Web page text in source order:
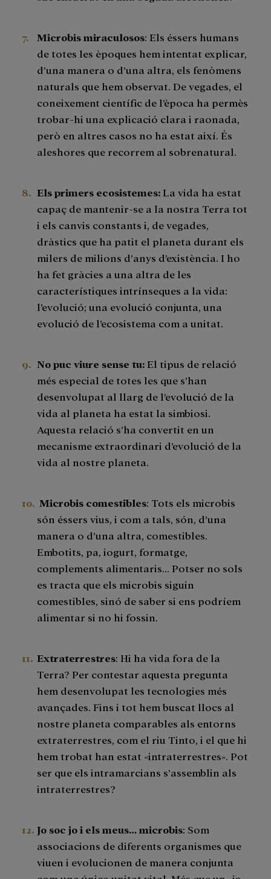
Microbis miraculosos: Els éssers humans
de totes les èpoques hem intentat explicar,
d’una manera o d’una altra, els fenòmens
naturals que hem observat. De vegades, el
coneixement científic de l’època ha permès
trobar-hi una explicació clara i raonada,
però en altres casos no ha estat així. És
aleshores que recorrem al sobrenatural.
Els primers ecosistemes:La vida ha estat
capaç de mantenir-se a la nostra Terra tot
i els canvis constants i, de vegades,
dràstics que ha patit el planeta durant els
milers de milions d’anys d’existència. I ho
ha fet gràcies a una altra de les
característiques intrínseques a la vida:
l’evolució; una evolució conjunta, una
evolució de l’ecosistema com a unitat.
No puc viure sense tu:El tipus de relació
més especial de totes les que s’han
desenvolupat al llarg de l’evolució de la
vida al planeta ha estat la simbiosi.
Aquesta relació s’ha convertit en un
mecanisme extraordinari d’evolució de la
vida al nostre planeta.
Microbis comestibles: Tots els microbis
són éssers vius, i com a tals, són, d’una
manera o d’una altra, comestibles.
Embotits, pa, iogurt, formatge,
complements alimentaris… Potser no sols
es tracta que els microbis siguin
comestibles, sinó de saber si ens podríem
alimentar si no hi fossin.
Extraterrestres: Hi ha vida fora de la
Terra? Per contestar aquesta pregunta
hem desenvolupat les tecnologies més
avançades. Fins i tot hem buscat llocs al
nostre planeta comparables als entorns
extraterrestres, com el riu Tinto, i el que hi
hem trobat han estat «intraterrestres». Pot
ser que els intramarcians s’assemblin als
intraterrestres?
Jo soc jo i els meus… microbis: Som
associacions de diferents organismes que
viuen i evolucionen de manera conjunta